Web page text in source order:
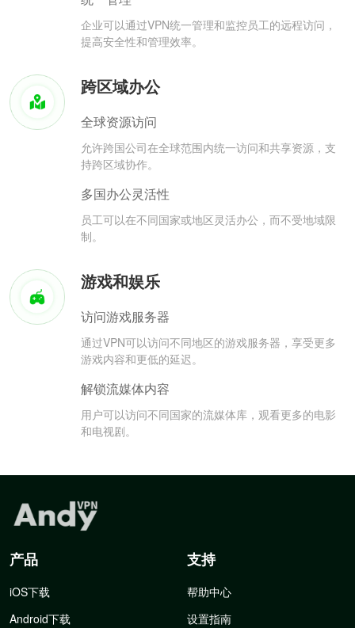
企业可以通过VPN统一管理和监控员工的远程访问，
提高安全性和管理效率。
跨区域办公
全球资源访问
允许跨国公司在全球范围内统一访问和共享资源，支
持跨区域协作。
多国办公灵活性
员工可以在不同国家或地区灵活办公，而不受地域限
制。
游戏和娱乐
访问游戏服务器
通过VPN可以访问不同地区的游戏服务器，享受更多
游戏内容和更低的延迟。
解锁流媒体内容
用户可以访问不同国家的流媒体库，观看更多的电影
和电视剧。
产品
iOS下载
Android下载
支持
帮助中心
设置指南